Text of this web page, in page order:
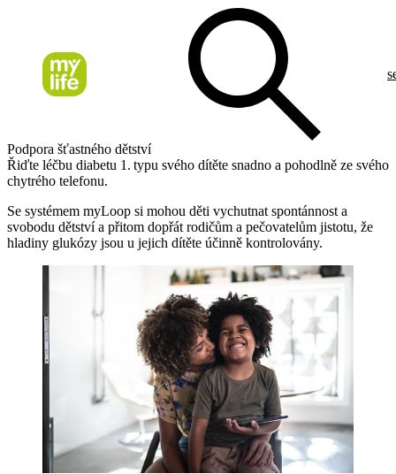
Podpora šťastného dětství
Řiďte léčbu diabetu 1. typu svého dítěte snadno a pohodlně ze svého
chytrého telefonu.
Se systémem myLoop si mohou děti vychutnat spontánnost a
svobodu dětství a přitom dopřát rodičům a pečovatelům jistotu, že
hladiny glukózy jsou u jejich dítěte účinně kontrolovány.